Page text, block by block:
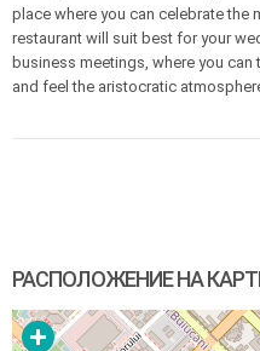
place where you can celebrate the
restaurant will suit best for your
business meetings, where you
and feel the aristocratic
РАСПОЛОЖЕНИЕ НА